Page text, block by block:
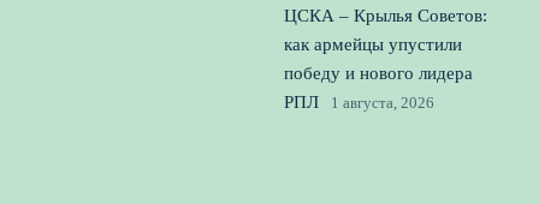
ЦСКА – Крылья Советов:
как армейцы упустили
победу и нового лидера
РПЛ
1 августа, 2026